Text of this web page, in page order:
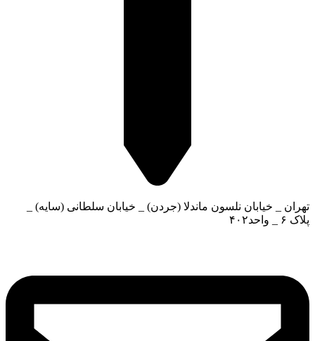
تهران _ خیابان نلسون ماندلا (جردن) _ خیابان سلطانی (سایه) _
پلاک ۶ _ واحد۴۰۲